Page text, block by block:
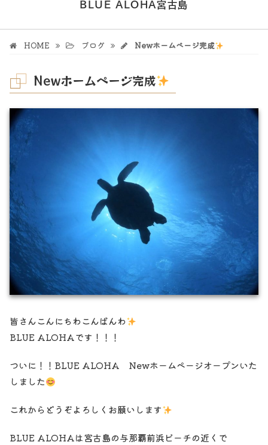
BLUE ALOHA宮古島
HOME ブログ Newホームページ完成
Newホームページ完成
皆さんこんにちわこんばんわ
BLUE ALOHAです！！！
ついに！！BLUE ALOHA Newホームページオープンいた
しました
これからどうぞよろしくお願いします
BLUE ALOHAは宮古島の与那覇前浜ビーチの近くで